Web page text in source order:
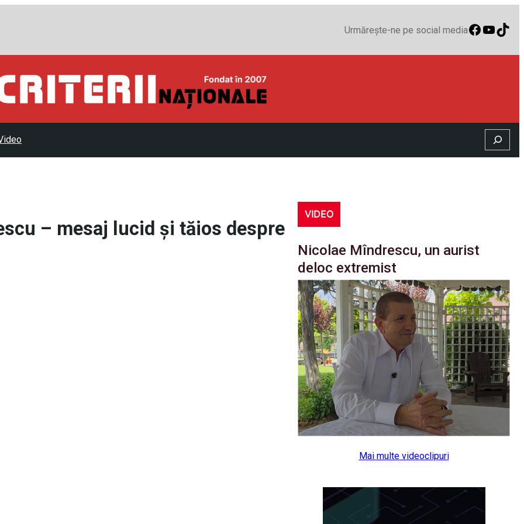
Urmărește-ne pe social media
Search
– mesaj lucid și tăios despre
VIDEO
Nicolae Mîndrescu, un aurist
deloc extremist
Mai multe videoclipuri